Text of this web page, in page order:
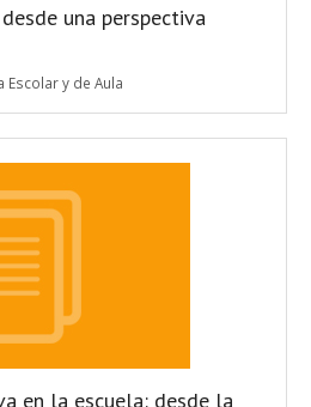
una perspectiva
Escolar y de Aula
en la escuela: desde la